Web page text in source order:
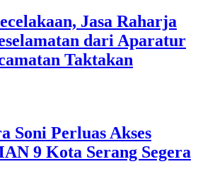
Jasa Raharja
dari Aparatur
Taktakan
Soni Perluas Akses
9 Kota Serang Segera